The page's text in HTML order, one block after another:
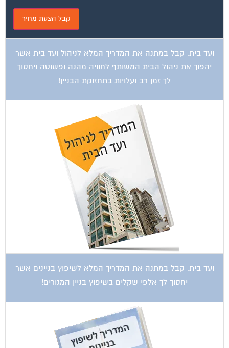
ועד בית, קבל במתנה את המדריך המלא לניהול ועד בית אשר
יהפוך את ניהול הבית המשותף לחוויה מהנה ופשוטה ויחסוך
לך זמן רב ועלויות בתחזוקת הבניין!
ועד בית, קבל במתנה את המדריך המלא לשיפוץ בניינים אשר
יחסוך לך אלפי שקלים בשיפוץ בניין המגורים!